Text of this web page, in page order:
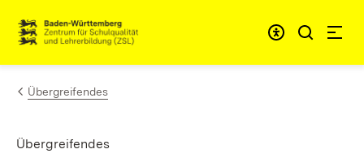
Zum Inhalt springen
Link zur Startseite
Übergreifendes
Übergreifendes